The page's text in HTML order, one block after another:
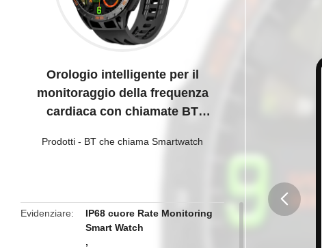
Orologio intelligente per il
monitoraggio della frequenza
cardiaca con chiamate BT
1,43 pollici
Prodotti - BT che chiama Smartwatch
Evidenziare
IP68 cuore Rate Monitoring
Smart Watch
,